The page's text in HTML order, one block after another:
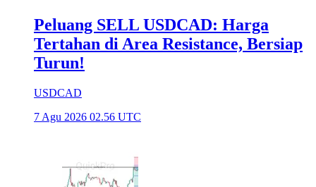
Peluang SELL USDCAD: Harga
Tertahan di Area Resistance, Bersiap
Turun!
USDCAD
7 Agu 2026 02.56 UTC